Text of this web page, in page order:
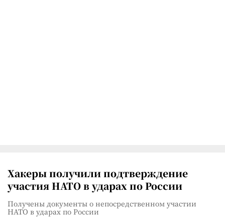
Хакеры получили подтверждение
участия НАТО в ударах по России
Получены документы о непосредственном участии
НАТО в ударах по России